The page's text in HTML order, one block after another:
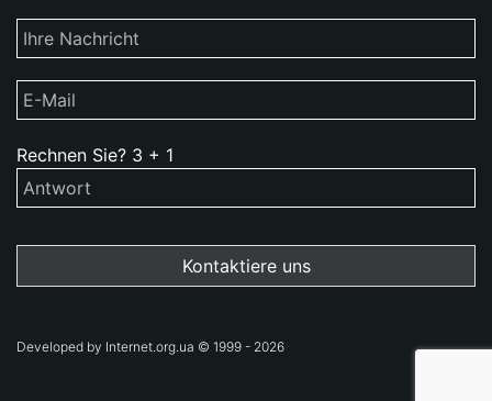
Rechnen Sie? 3 + 1
Developed by Internet.org.ua © 1999 - 2026